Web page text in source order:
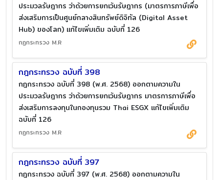
ประมวลรัษฎากร ว่าด้วยการยกเว้นรัษฎากร (มาตรการภาษีเพื่อ
ส่งเสริมการเป็นศูนย์กลางสินทรัพย์ดิจิทัล (Digital Asset
Hub) ของโลก) แก้ไขเพิ่มเติม ฉบับที่ 126
กฏกระทรวง M.R
กฎกระทรวง ฉบับที่ 398
กฎกระทรวง ฉบับที่ 398 (พ.ศ. 2568) ออกตามความใน
ประมวลรัษฎากร ว่าด้วยการยกเว้นรัษฎากร มาตรการภาษีเพื่อ
ส่งเสริมการลงทุนในกองทุนรวม Thai ESGX แก้ไขเพิ่มเติม
ฉบับที่ 126
กฏกระทรวง M.R
กฎกระทรวง ฉบับที่ 397
กฎกระทรวง ฉบับที่ 397 (พ.ศ. 2568) ออกตามความใน